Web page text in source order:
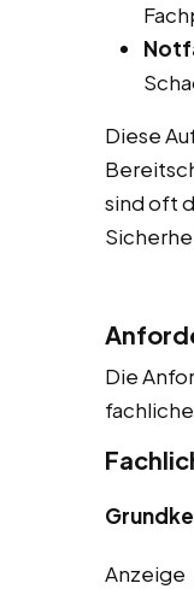
Diese
sind oft
Die
Anzeige